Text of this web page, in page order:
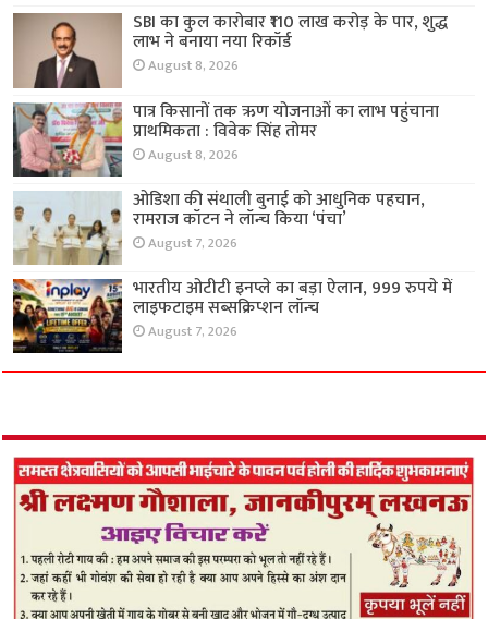
SBI का कुल कारोबार ₹110 लाख करोड़ के पार, शुद्ध
लाभ ने बनाया नया रिकॉर्ड
August 8, 2026
पात्र किसानों तक ऋण योजनाओं का लाभ पहुंचाना
प्राथमिकता : विवेक सिंह तोमर
August 8, 2026
ओडिशा की संथाली बुनाई को आधुनिक पहचान,
रामराज कॉटन ने लॉन्च किया ‘पंचा’
August 7, 2026
भारतीय ओटीटी इनप्ले का बड़ा ऐलान, 999 रुपये में
लाइफटाइम सब्सक्रिप्शन लॉन्च
August 7, 2026